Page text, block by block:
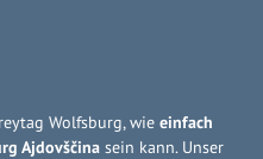
Wolfsburg, wie einfach
Ajdovščina sein kann. Unser